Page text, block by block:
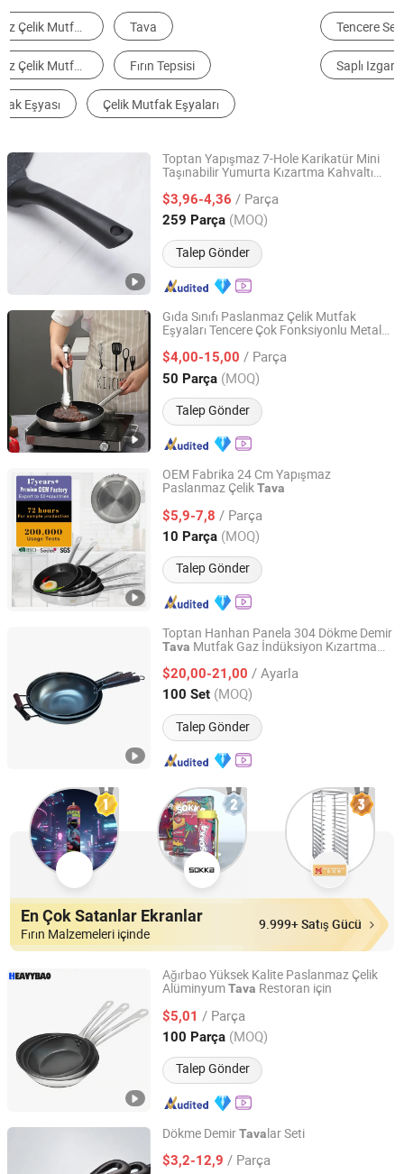
Tencere Seti Fırın Malzemeleri Tavalar
Saplı Izgara Tepsiler Mutfak Gereçleri Seti
Toptan Yapışmaz 7-Hole Karikatür Mini
Taşınabilir Yumurta Kızartma Kahvaltı
$3,96-4,36 / Parça
259 Parça (MOQ)
Talep Gönder
GOOD SELLER CO., LTD
Zhejiang, China Fiyat 2010
Gıda Sınıfı Paslanmaz Çelik Mutfak
Eşyaları Tencere Çok Fonksiyonlu Metal
Izgara Tenceresi Wok Kızartma
$4,00-15,00 / Parça
50 Parça (MOQ)
Talep Gönder
BOSOM METAL CO., LTD.
Guangdong, China Fiyat 2018
OEM Fabrika 24 Cm Yapışmaz
Paslanmaz ÇelikTava
$5,9-7,8 / Parça
10 Parça (MOQ)
Talep Gönder
Jiangmen Xinhaohui Kitchenware Manufacturing Co., Ltd
Guangdong, China Fiyat 2024
Toptan Hanhan Panela 304 Dökme Demir
Tava Mutfak Gaz İndüksiyon Kızartma
$20,00-21,00 / Ayarla
100 Set (MOQ)
Talep Gönder
Hebei Debien Technology Co., Ltd.
Hebei, China Fiyat 2023
En Çok Satanlar Ekranlar
Fırın Malzemeleri içinde
9.999+ Satış Gücü
Ağırbao Yüksek Kalite Paslanmaz Çelik
AlüminyumTava Restoran için
$5,01 / Parça
100 Parça (MOQ)
Talep Gönder
Heavybao Commercial Kitchenware Co., Ltd.
Guangdong, China Fiyat 2020
Dökme DemirTavalar Seti
$3,2-12,9 / Parça
Hebei Langju Trading Co., Ltd.